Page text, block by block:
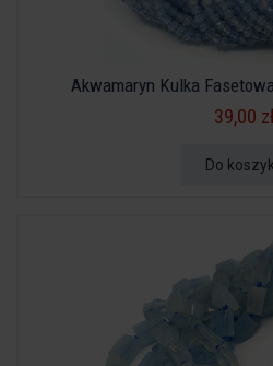
Akwamaryn Kulka
39,00 zł
Do